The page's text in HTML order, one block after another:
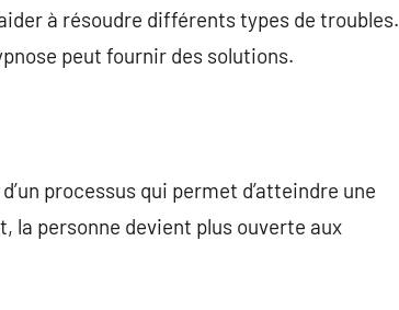
à résoudre différents types de troubles.
peut fournir des solutions.
processus qui permet d’atteindre une
personne devient plus ouverte aux